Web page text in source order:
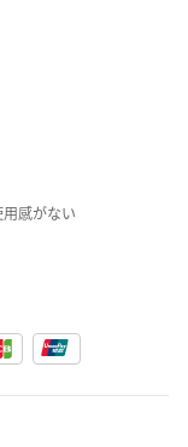
感がない